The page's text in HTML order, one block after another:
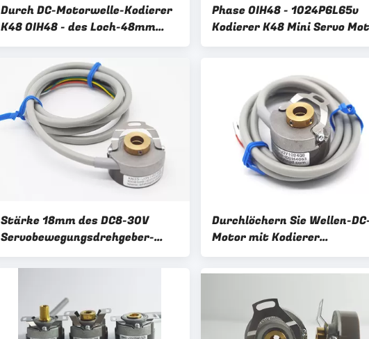
Durch DC-Motorwelle-Kodierer
K48 OIH48 - des Loch-48mm
Ersatz TS5214N510
Phase OIH48 - 1024P6L65v
Kodierer K48 Mini Servo
Encoders ABZUVW
Stärke 18mm des DC8-30V
Servobewegungsdrehgeber-
KN35 mit Montage-Federblech
Durchlöchern Sie Wellen-
Motor mit Kodierer
KN35/Bändchen-
Drehgeber